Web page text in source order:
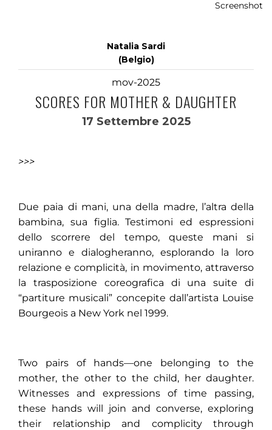
Screenshot
Natalia Sardi
(Belgio)
mov-2025
SCORES FOR MOTHER & DAUGHTER
17 Settembre 2025
>>>
Due paia di mani, una della madre, l’altra della
bambina, sua figlia. Testimoni ed espressioni
dello scorrere del tempo, queste mani si
uniranno e dialogheranno, esplorando la loro
relazione e complicità, in movimento, attraverso
la trasposizione coreografica di una suite di
“partiture musicali” concepite dall’artista Louise
Bourgeois a New York nel 1999.
Two pairs of hands—one belonging to the
mother, the other to the child, her daughter.
Witnesses and expressions of time passing,
these hands will join and converse, exploring
their relationship and complicity through